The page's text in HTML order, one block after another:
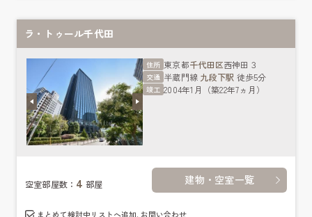
ラ・トゥール千代田
住所 東京都千代田区西神田３
交通 半蔵門線 九段下駅 徒歩5分
竣工 2004年1月（築22年7ヵ月）
空室部屋数： 4 部屋 建物・空室一覧
まとめて検討中リストへ追加､お問い合わせ